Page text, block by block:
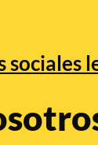
sociales